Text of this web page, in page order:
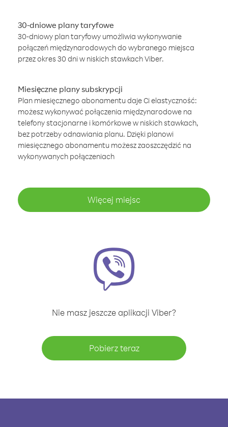
30-dniowe plany taryfowe
30-dniowy plan taryfowy umożliwia wykonywanie
połączeń międzynarodowych do wybranego miejsca
przez okres 30 dni w niskich stawkach Viber.
Miesięczne plany subskrypcji
Plan miesięcznego abonamentu daje Ci elastyczność:
możesz wykonywać połączenia międzynarodowe na
telefony stacjonarne i komórkowe w niskich stawkach,
bez potrzeby odnawiania planu. Dzięki planowi
miesięcznego abonamentu możesz zaoszczędzić na
wykonywanych połączeniach
Więcej miejsc
Nie masz jeszcze aplikacji Viber?
Pobierz teraz